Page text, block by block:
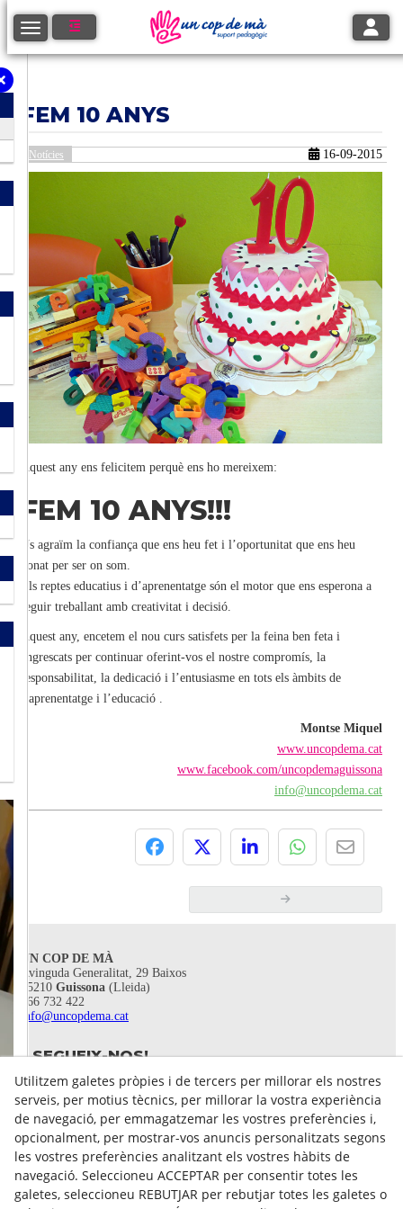
Toggle navigation
FEM 10 ANYS
Notícies 16-09-2015
Aquest any ens felicitem perquè ens ho mereixem:
FEM 10 ANYS!!!
Us agraïm la confiança que ens heu fet i l’oportunitat que ens heu
donat per ser on som.
Els reptes educatius i d’aprenentatge són el motor que ens esperona a
seguir treballant amb creativitat i decisió.
Aquest any, encetem el nou curs satisfets per la feina ben feta i
engrescats per continuar oferint-vos el nostre compromís, la
responsabilitat, la dedicació i l’entusiasme en tots els àmbits de
l’aprenentatge i l’educació .
Montse Miquel
www.uncopdema.cat
www.facebook.com/uncopdemaguissona
info@uncopdema.cat
UN COP DE MÀ
Avinguda Generalitat, 29 Baixos
25210 Guissona (Lleida)
666 732 422
info@uncopdema.cat
SEGUEIX-NOS!
Utilitzem galetes pròpies i de tercers per millorar els nostres
serveis, per motius tècnics, per millorar la vostra experiència
de navegació, per emmagatzemar les vostres preferències i,
opcionalment, per mostrar-vos anuncis personalitzats segons
les vostres preferències analitzant els vostres hàbits de
navegació. Seleccioneu ACCEPTAR per consentir totes les
galetes, seleccioneu REBUTJAR per rebutjar totes les galetes o